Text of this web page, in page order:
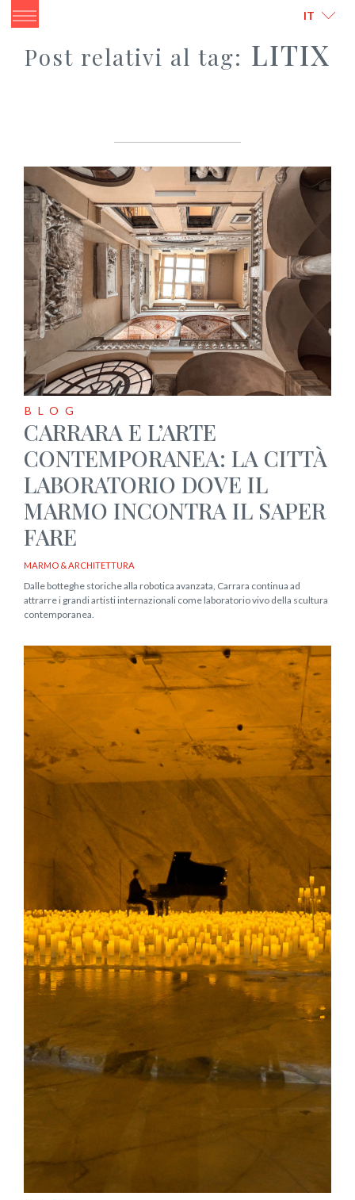
IT
Post relativi al tag: LITIX
BLOG
CARRARA E L’ARTE
CONTEMPORANEA: LA CITTÀ
LABORATORIO DOVE IL
MARMO INCONTRA IL SAPER
FARE
MARMO & ARCHITETTURA
Dalle botteghe storiche alla robotica avanzata, Carrara continua ad
attrarre i grandi artisti internazionali come laboratorio vivo della scultura
contemporanea.